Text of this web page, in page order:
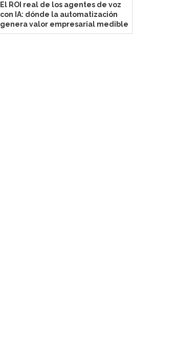
El ROI real de los agentes de voz
con IA: dónde la automatización
genera valor empresarial medible